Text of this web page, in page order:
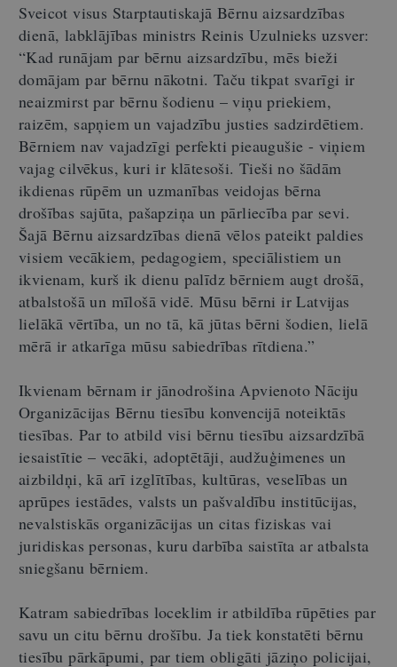
Sveicot visus Starptautiskajā Bērnu aizsardzības
dienā, labklājības ministrs Reinis Uzulnieks uzsver:
“Kad runājam par bērnu aizsardzību, mēs bieži
domājam par bērnu nākotni. Taču tikpat svarīgi ir
neaizmirst par bērnu šodienu – viņu priekiem,
raizēm, sapņiem un vajadzību justies sadzirdētiem.
Bērniem nav vajadzīgi perfekti pieaugušie - viņiem
vajag cilvēkus, kuri ir klātesoši. Tieši no šādām
ikdienas rūpēm un uzmanības veidojas bērna
drošības sajūta, pašapziņa un pārliecība par sevi.
Šajā Bērnu aizsardzības dienā vēlos pateikt paldies
visiem vecākiem, pedagogiem, speciālistiem un
ikvienam, kurš ik dienu palīdz bērniem augt drošā,
atbalstošā un mīlošā vidē. Mūsu bērni ir Latvijas
lielākā vērtība, un no tā, kā jūtas bērni šodien, lielā
mērā ir atkarīga mūsu sabiedrības rītdiena.”
Ikvienam bērnam ir jānodrošina Apvienoto Nāciju
Organizācijas Bērnu tiesību konvencijā noteiktās
tiesības. Par to atbild visi bērnu tiesību aizsardzībā
iesaistītie – vecāki, adoptētāji, audžuģimenes un
aizbildņi, kā arī izglītības, kultūras, veselības un
aprūpes iestādes, valsts un pašvaldību institūcijas,
nevalstiskās organizācijas un citas fiziskas vai
juridiskas personas, kuru darbība saistīta ar atbalsta
sniegšanu bērniem.
Katram sabiedrības loceklim ir atbildība rūpēties par
savu un citu bērnu drošību. Ja tiek konstatēti bērnu
tiesību pārkāpumi, par tiem obligāti jāziņo policijai,